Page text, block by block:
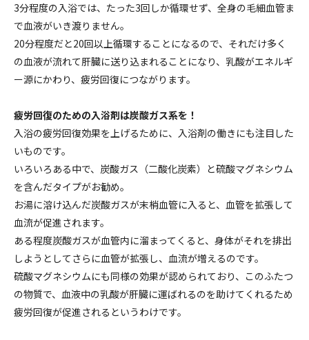
3分程度の入浴では、たった3回しか循環せず、全身の毛細血管ま
で血液がいき渡りません。
20分程度だと20回以上循環することになるので、それだけ多く
の血液が流れて肝臓に送り込まれることになり、乳酸がエネルギ
ー源にかわり、疲労回復につながります。
疲労回復のための入浴剤は炭酸ガス系を！
入浴の疲労回復効果を上げるために、入浴剤の働きにも注目した
いものです。
いろいろある中で、炭酸ガス（二酸化炭素）と硫酸マグネシウム
を含んだタイプがお勧め。
お湯に溶け込んだ炭酸ガスが末梢血管に入ると、血管を拡張して
血流が促進されます。
ある程度炭酸ガスが血管内に溜まってくると、身体がそれを排出
しようとしてさらに血管が拡張し、血流が増えるのです。
硫酸マグネシウムにも同様の効果が認められており、このふたつ
の物質で、血液中の乳酸が肝臓に運ばれるのを助けてくれるため
疲労回復が促進されるというわけです。